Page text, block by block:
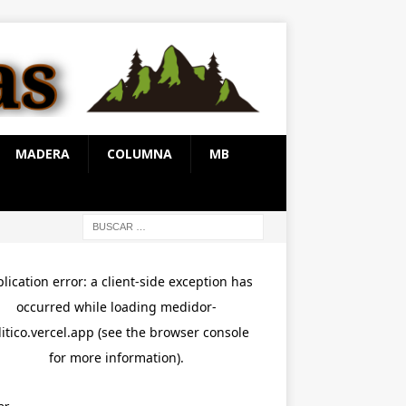
MADERA COLUMNA MB